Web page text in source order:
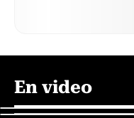
En video